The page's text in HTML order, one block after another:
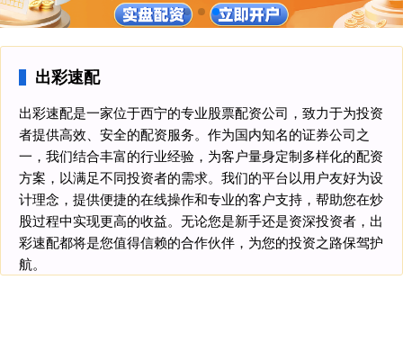
出彩速配
出彩速配是一家位于西宁的专业股票配资公司，致力于为投资
者提供高效、安全的配资服务。作为国内知名的证券公司之
一，我们结合丰富的行业经验，为客户量身定制多样化的配资
方案，以满足不同投资者的需求。我们的平台以用户友好为设
计理念，提供便捷的在线操作和专业的客户支持，帮助您在炒
股过程中实现更高的收益。无论您是新手还是资深投资者，出
彩速配都将是您值得信赖的合作伙伴，为您的投资之路保驾护
航。